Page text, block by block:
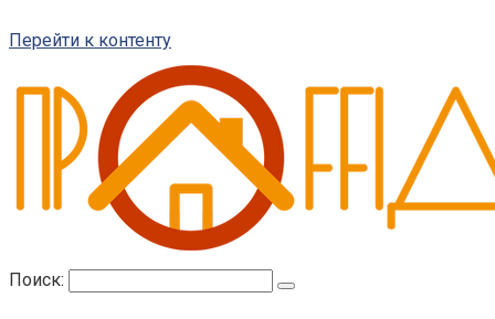
Перейти к контенту
Поиск: